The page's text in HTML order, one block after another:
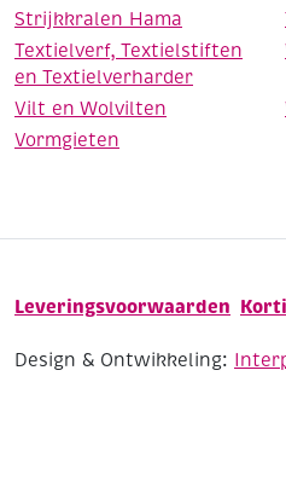
Strijkkralen Hama
Textielverf, Textielstiften
en Textielverharder
Vilt en Wolvilten
Vormgieten
Leveringsvoorwaarden
Design & Ontwikkeling: